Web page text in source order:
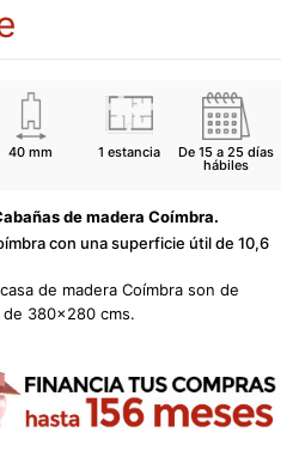
40 mm 1 estancia De 15 a 25 días
hábiles
de madera Coímbra.
con una superficie útil de 10,6
de madera Coímbra son de
380x280 cms.